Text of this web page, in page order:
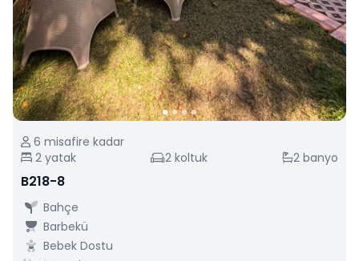
6 misafire kadar
2 yatak 2 koltuk 2 banyo
B218-8
Bahçe
Barbekü
Bebek Dostu